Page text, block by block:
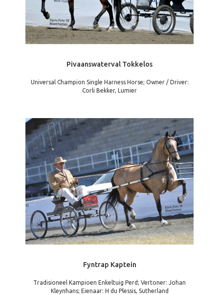
Pivaanswaterval Tokkelos
Universal Champion Single Harness Horse; Owner / Driver:
Corli Bekker, Lumier
Fyntrap Kaptein
Tradisioneel Kampioen Enkeltuig Perd; Vertoner: Johan
Kleynhans; Eienaar: H du Plessis, Sutherland